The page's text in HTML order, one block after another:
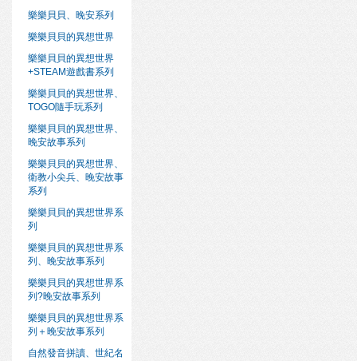
樂樂貝貝、晚安系列
樂樂貝貝的異想世界
樂樂貝貝的異想世界
+STEAM遊戲書系列
樂樂貝貝的異想世界、
TOGO隨手玩系列
樂樂貝貝的異想世界、
晚安故事系列
樂樂貝貝的異想世界、
衛教小尖兵、晚安故事
系列
樂樂貝貝的異想世界系
列
樂樂貝貝的異想世界系
列、晚安故事系列
樂樂貝貝的異想世界系
列?晚安故事系列
樂樂貝貝的異想世界系
列＋晚安故事系列
自然發音拼讀、世紀名